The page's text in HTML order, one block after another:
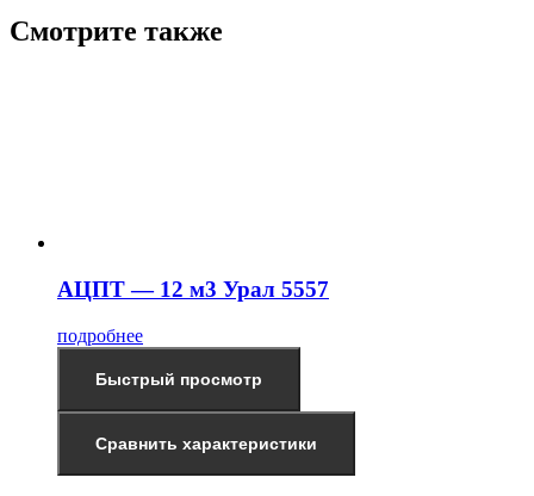
Смотрите также
АЦПТ — 12 м3 Урал 5557
подробнее
Быстрый просмотр
Сравнить характеристики